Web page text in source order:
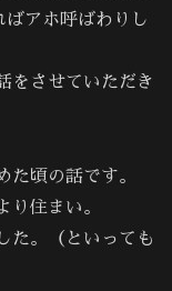
アホ呼ばわりし
をさせていただき
た頃の話です。
り住まい。
た。（といっても